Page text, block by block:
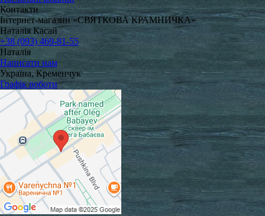
Контакти
Інтернет-магазин «СВЯТКОВА КРАМНИЧКА»
Наталія Касай
+38 (093) 469-81-55
Наталія
Написати нам
Україна, Кременчук
Графік роботи